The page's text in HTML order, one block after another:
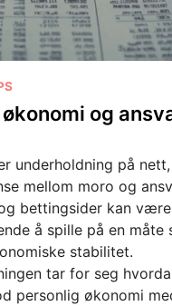
og
underholdning på
mellom moro og
bettingsider kan være
å spille på en måte
stabilitet.
tar for seg
personlig økonomi